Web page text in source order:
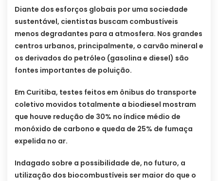
Diante dos esforços globais por uma sociedade
sustentável, cientistas buscam combustíveis
menos degradantes para a atmosfera. Nos grandes
centros urbanos, principalmente, o carvão mineral e
os derivados do petróleo (gasolina e diesel) são
fontes importantes de poluição.
Em Curitiba, testes feitos em ônibus do transporte
coletivo movidos totalmente a biodiesel mostram
que houve redução de 30% no índice médio de
monóxido de carbono e queda de 25% de fumaça
expelida no ar.
Indagado sobre a possibilidade de, no futuro, a
utilização dos biocombustíveis ser maior do que o